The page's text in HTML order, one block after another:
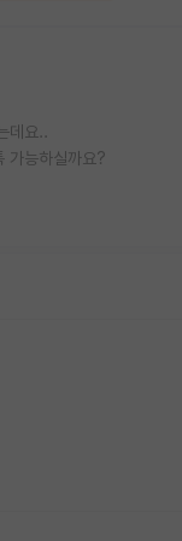
요..
가능하실까요?